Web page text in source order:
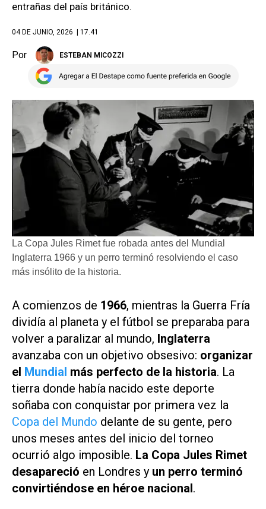
entrañas del país británico.
04 DE JUNIO, 2026 | 17.41
Por ESTEBAN MICOZZI
La Copa Jules Rimet fue robada antes del Mundial
Inglaterra 1966 y un perro terminó resolviendo el caso
más insólito de la historia.
A comienzos de 1966, mientras la Guerra Fría
dividía al planeta y el fútbol se preparaba para
volver a paralizar al mundo, Inglaterra
avanzaba con un objetivo obsesivo: organizar
el Mundial más perfecto de la historia. La
tierra donde había nacido este deporte
soñaba con conquistar por primera vez la
Copa del Mundo delante de su gente, pero
unos meses antes del inicio del torneo
ocurrió algo imposible. La Copa Jules Rimet
desapareció en Londres y un perro terminó
convirtiéndose en héroe nacional.